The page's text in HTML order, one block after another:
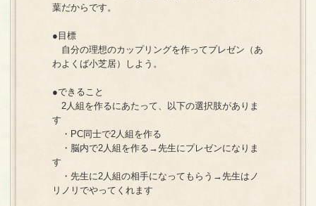
葉だからです。
●目標
自分の理想のカップリングを作ってプレゼン（あ
わよくば小芝居）しよう。
●できること
2人組を作るにあたって、以下の選択肢がありま
す
・PC同士で2人組を作る
・脳内で2人組を作る→先生にプレゼンになりま
す
・先生に2人組の相手になってもらう→先生はノ
リノリでやってくれます